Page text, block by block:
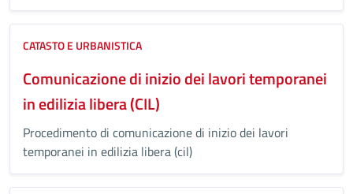
CATASTO E URBANISTICA
Comunicazione di inizio dei lavori temporanei
in edilizia libera (CIL)
Procedimento di comunicazione di inizio dei lavori
temporanei in edilizia libera (cil)